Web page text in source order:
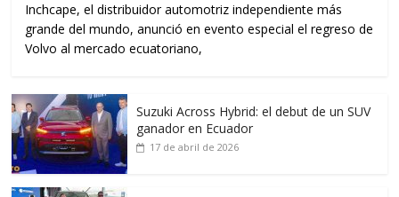
Inchcape, el distribuidor automotriz independiente más
grande del mundo, anunció en evento especial el regreso de
Volvo al mercado ecuatoriano,
Suzuki Across Hybrid: el debut de un SUV
ganador en Ecuador
17 de abril de 2026